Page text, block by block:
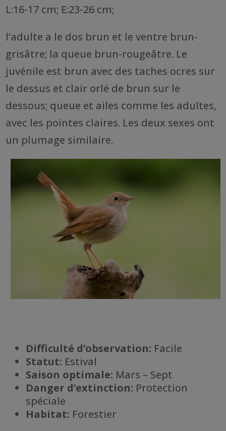
L:16-17 cm; E:23-26 cm;
l’adulte a le dos brun et le ventre brun-
grisâtre; la queue brun-rougeâtre. Le
juvénile est brun avec des taches ocres sur
le dessus et clair orlé de brun sur le
dessous; queue et ailes comme les adultes,
avec les pointes claires. Les deux sexes ont
un plumage similaire.
Difficulté d’observation: Facile
Statut: Estival
Saison optimale: Mars – Sept
Danger d’extinction: Protection
spéciale
Habitat: Forestier